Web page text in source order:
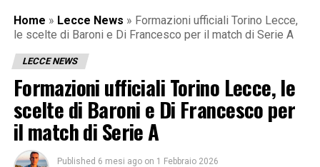
Home » Lecce News » Formazioni ufficiali Torino Lecce,
le scelte di Baroni e Di Francesco per il match di Serie A
LECCE NEWS
Formazioni ufficiali Torino Lecce, le
scelte di Baroni e Di Francesco per
il match di Serie A
Published 6 mesi ago on 1 Febbraio 2026